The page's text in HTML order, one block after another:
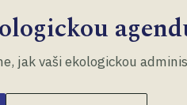
jak vaši ekologickou